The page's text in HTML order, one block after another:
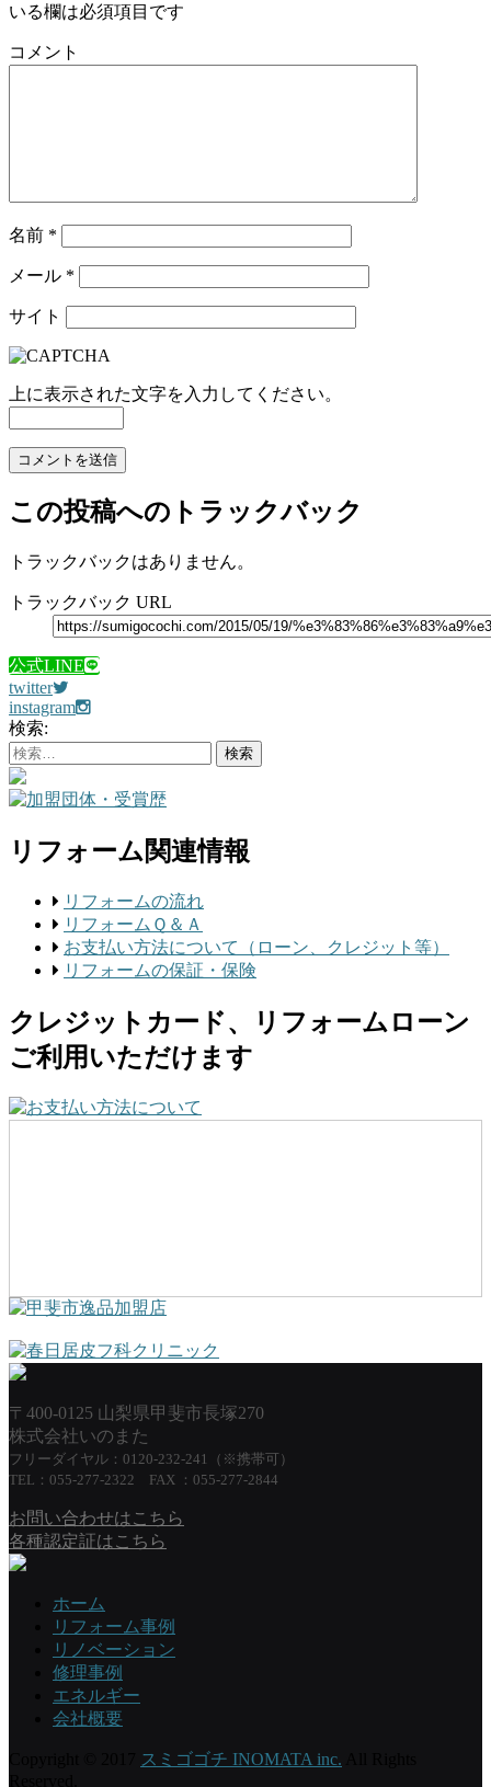
いる欄は必須項目です
コメント
名前 *
メール *
サイト
上に表示された文字を入力してください。
この投稿へのトラックバック
トラックバックはありません。
トラックバック URL
公式LINE
twitter
instagram
検索:
リフォーム関連情報
リフォームの流れ
リフォームＱ＆Ａ
お支払い方法について（ローン、クレジット等）
リフォームの保証・保険
クレジットカード、リフォームローン
ご利用いただけます
〒400-0125 山梨県甲斐市長塚270
株式会社いのまた
フリーダイヤル：0120-232-241（※携帯可）
TEL：055-277-2322 FAX ：055-277-2844
お問い合わせはこちら
各種認定証はこちら
ホーム
リフォーム事例
リノベーション
修理事例
エネルギー
会社概要
スミゴゴチ INOMATA inc.